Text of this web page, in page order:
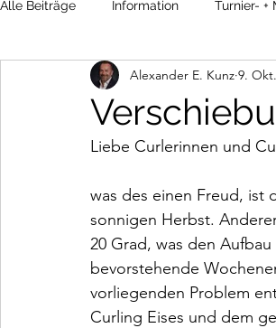
Alle Beiträge Information Turnier- +
SwissCurling Archivdaten
Alexander E. Kunz 9.
Liebe Curlerinnen und
was des einen Freud, ist
sonnigen Herbst.
20 Grad, was den
bevorstehende
vorliegenden Problem
Curling Eises und dem